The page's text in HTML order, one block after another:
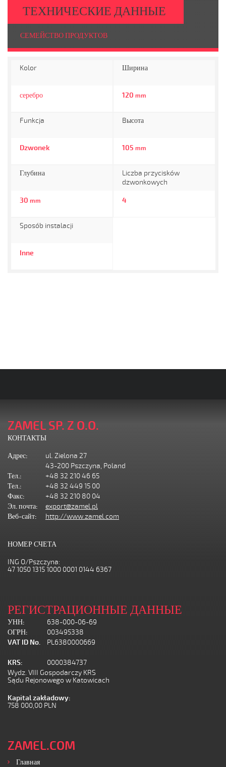
ТЕХНИЧЕСКИЕ ДАННЫЕ
СЕМЕЙСТВО ПРОДУКТОВ
Kolor
серебро
Ширина
120 mm
Funkcja
Dzwonek
Bысота
105 mm
Глубина
30 mm
Liczba przycisków
dzwonkowych
4
Sposób instalacji
Inne
ZAMEL SP. Z O.O.
КОНТАКТЫ
Адрес:
ul. Zielona 27
43-200 Pszczyna, Poland
Тел.:
+48 32 210 46 65
Тел.:
+48 32 449 15 00
Факс:
+48 32 210 80 04
Эл. почта:
export@zamel.pl
Веб-сайт:
http://www.zamel.com
НОМЕР СЧЕТА
ING O/Pszczyna:
47 1050 1315 1000 0001 0144 6367
РЕГИСТРАЦИОННЫЕ ДАННЫЕ
УНН:
638-000-06-69
ОГРН:
003495338
VAT ID No.
PL6380000669
KRS:
0000384737
Wydz. VIII Gospodarczy KRS
Sądu Rejonowego w Katowicach
Kapital zakładowy:
758 000,00 PLN
ZAMEL.COM
Главная